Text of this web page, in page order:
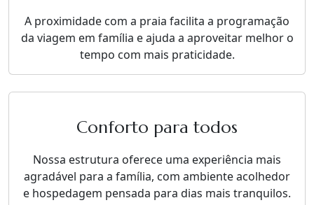
A proximidade com a praia facilita a programação
da viagem em família e ajuda a aproveitar melhor o
tempo com mais praticidade.
Conforto para todos
Nossa estrutura oferece uma experiência mais
agradável para a família, com ambiente acolhedor
e hospedagem pensada para dias mais tranquilos.